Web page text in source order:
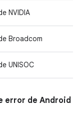
NVIDIA
Broadcom
UNISOC
error de Android